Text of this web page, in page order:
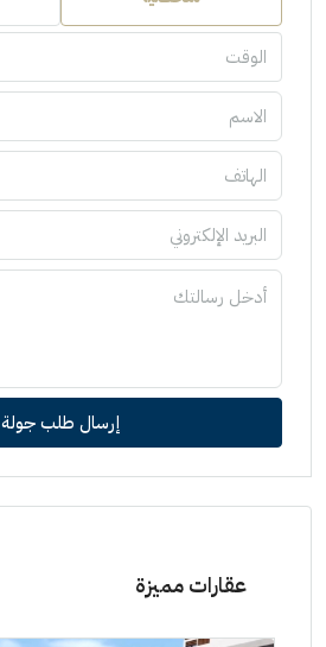
الوقت
إرسال طلب جولة
عقارات مميزة